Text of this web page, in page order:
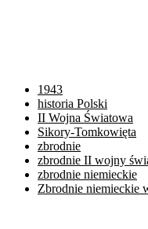
1943
historia Polski
II Wojna Światowa
Sikory-Tomkowięta
zbrodnie
zbrodnie II wojny
zbrodnie niemieckie
Zbrodnie niemieckie